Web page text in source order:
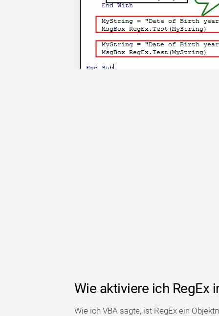
Wie aktiviere ich RegEx
Wie ich VBA sagte, ist RegEx ein